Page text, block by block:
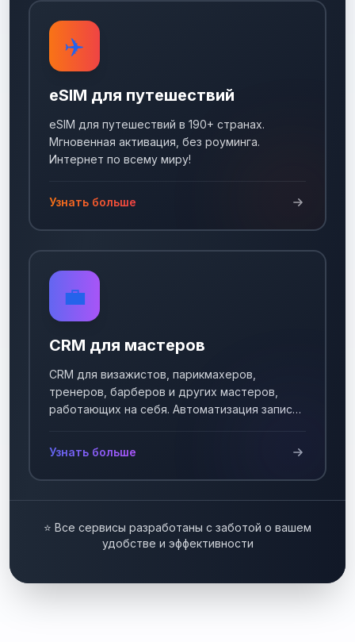
✈️
eSIM для путешествий
eSIM для путешествий в 190+ странах.
Мгновенная активация, без роуминга.
Интернет по всему миру!
Узнать больше
💼
CRM для мастеров
CRM для визажистов, парикмахеров,
тренеров, барберов и других мастеров,
работающих на себя. Автоматизация записи
Узнать больше
⭐ Все сервисы разработаны с заботой о вашем
удобстве и эффективности